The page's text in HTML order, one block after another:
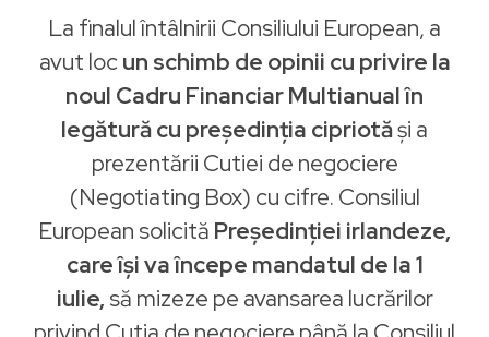
La finalul întâlnirii Consiliului European, a
avut locun schimb de opinii cu privire la
noul Cadru Financiar Multianual în
legătură cu președinția cipriotăși a
prezentării Cutiei de negociere
(Negotiating Box) cu cifre. Consiliul
European solicită Președinției irlandeze,
care își va începe mandatul de la 1
iulie, să mizeze pe avansarea lucrărilor